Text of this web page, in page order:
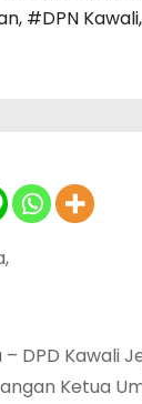
, #DPN Kawali,
– DPD Kawali
Ketua